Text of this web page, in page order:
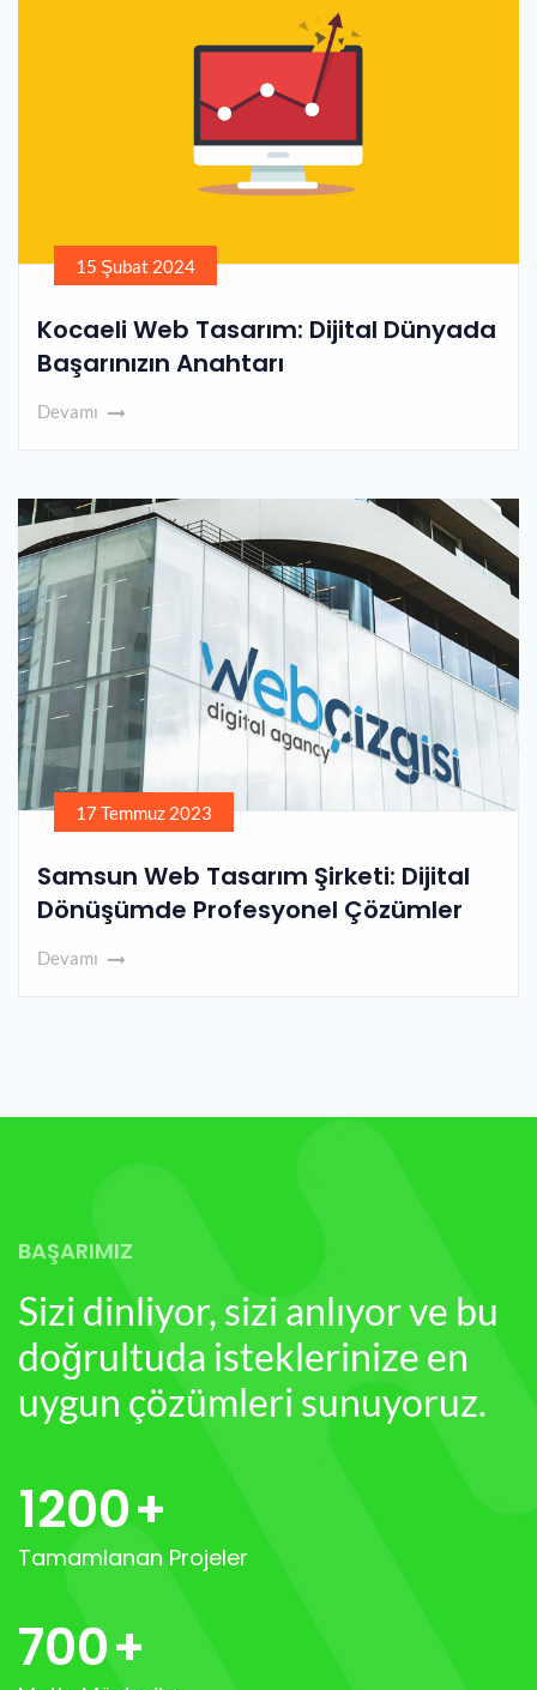
15 Şubat 2024
Kocaeli Web Tasarım: Dijital Dünyada
Başarınızın Anahtarı
Devamı
17 Temmuz 2023
Samsun Web Tasarım Şirketi: Dijital
Dönüşümde Profesyonel Çözümler
Devamı
BAŞARIMIZ
Sizi dinliyor, sizi anlıyor ve bu
doğrultuda isteklerinize en
uygun çözümleri sunuyoruz.
1200+
Tamamlanan Projeler
700+